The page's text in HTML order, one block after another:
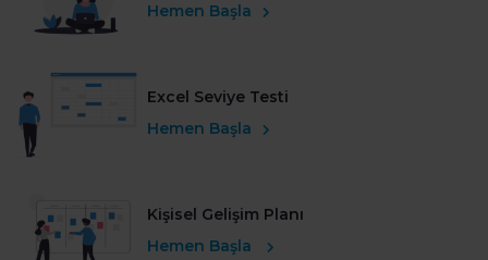
Hemen Başla
Excel Seviye Testi
Hemen Başla
Kişisel Gelişim Planı
Hemen Başla